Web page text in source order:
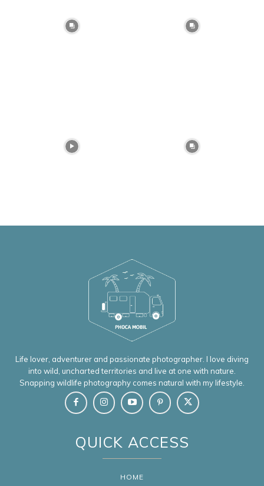
Life lover, adventurer and passionate photographer. I love diving
into wild, uncharted territories and live at one with nature.
Snapping wildlife photography comes natural with my lifestyle.
QUICK ACCESS
HOME